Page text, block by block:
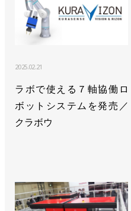
2025.02.21
ラボで使える７軸協働ロ
ボットシステムを発売／
クラボウ